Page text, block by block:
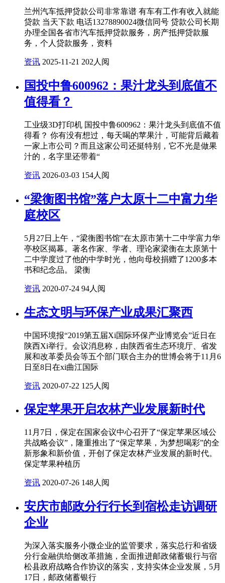
兰州汽车抵押贷款公司非常靠谱 有车有工作有收入就能
贷款 当天下款 电话13278890024微信同号 贷款公司长期
办理全国各省市汽车抵押贷款服务，房产抵押贷款服
务，个人贷款服务，资料
资讯 2025-11-21 202人阅
国投中鲁600962：果汁龙头到底值不
值得看？
工业级3D打印机 国投中鲁600962：果汁龙头到底值不值
得看？ 你有没有想过，每天喝的苹果汁，可能背后藏着
一家上市公司？而且这家公司还挺特别，它不光是做果
汁的，名字里还带着“
资讯 2026-03-03 154人阅
“梁衡图书馆”落户太原十二中富力华
庭校区
5月27日上午，“梁衡图书馆”在太原市第十二中学富力华
亭校区揭幕。著名作家、学者、理论家梁衡在太原第十
二中学度过了他的中学时光，他向母校捐赠了1200多本
书和纪念品。 梁衡
资讯 2020-07-24 94人阅
生态文明与环保产业成果汇聚西
中国环境报“2019第五届Xi国际环保产业博览会”近日在
陕西Xi举行。会议消息称，由陕西省生态环境厅、省发
展和改革委员会等五个部门联合主办的世博会将于11月6
日至8日在xi曲江国际
资讯 2020-07-22 125人阅
保定苹果开启农林产业发展新时代
11月7日，保定在国家会议中心召开了“保定苹果区域公
共战略会议”，隆重推出了“保定苹果，为梦想喝彩”的全
新形象和新价值，开创了保定农林产业发展的新时代。
保定苹果种植历
资讯 2020-07-26 148人阅
安庆市邮政分行行长到宿松走访调研
企业
为深入落实服务小微企业的监管要求，落实总行和省级
分行金融供给侧改革措施，全面推进邮政储蓄银行与宿
松县政府战略合作协议的落实，支持实体企业发展，5月
17日，邮政储蓄银行